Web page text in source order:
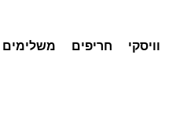
וויסקי חריפים משלימים